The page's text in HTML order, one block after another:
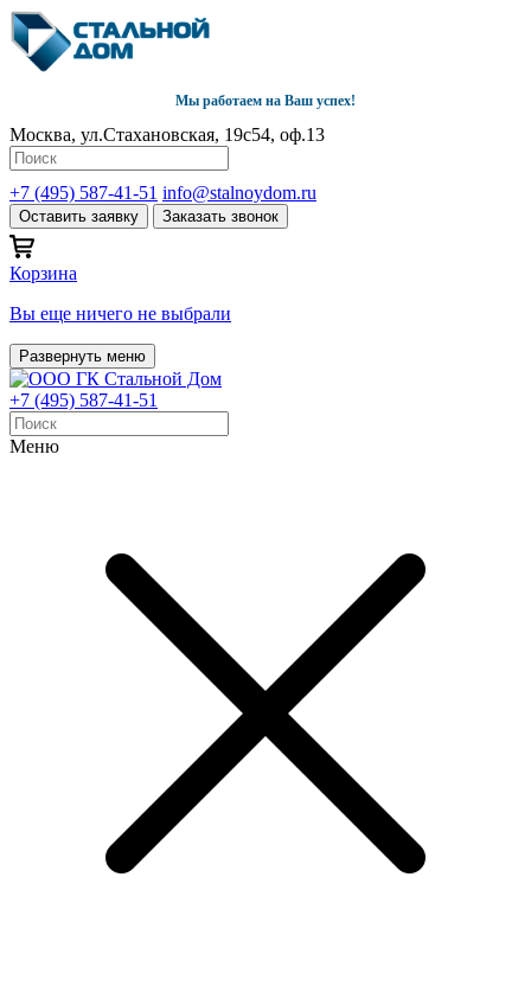
Мы работаем на Ваш успех!
Москва, ул.Стахановская, 19с54, оф.13
+7 (495) 587-41-51 info@stalnoydom.ru
Оставить заявку Заказать звонок
Корзина
Вы еще ничего не выбрали
Развернуть меню
+7 (495) 587-41-51
Меню